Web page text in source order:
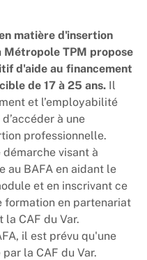
matière d'insertion
Métropole TPM propose
d'aide au financement
de 17 à 25 ans. Il
et l’employabilité
à une
professionnelle.
visant à
au BAFA en aidant le
et en inscrivant ce
formation en partenariat
la CAF du Var.
il est prévu qu'une
la CAF du Var.